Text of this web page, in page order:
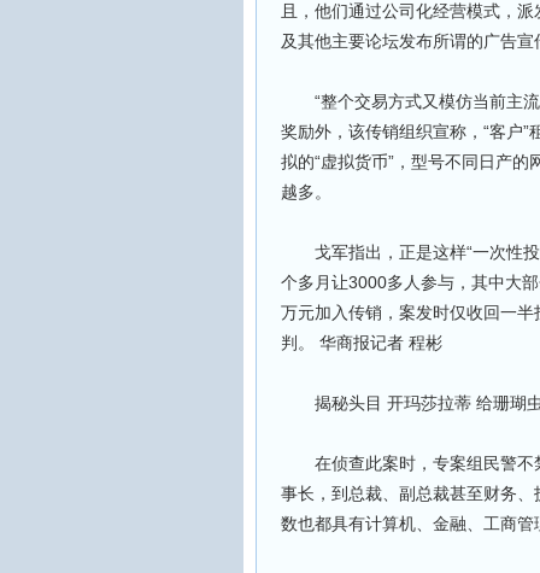
且，他们通过公司化经营模式，
及其他主要论坛发布所谓的广告
“整个交易方式又模仿当前主流
奖励外，该传销组织宣称，“客户”
拟的“虚拟货币”，型号不同日产
越多。
戈军指出，正是这样“一次性投
个多月让3000多人参与，其中大
万元加入传销，案发时仅收回一
判。 华商报记者 程彬
揭秘头目 开玛莎拉蒂 给珊瑚
在侦查此案时，专案组民警不
事长，到总裁、副总裁甚至财务
数也都具有计算机、金融、工商管